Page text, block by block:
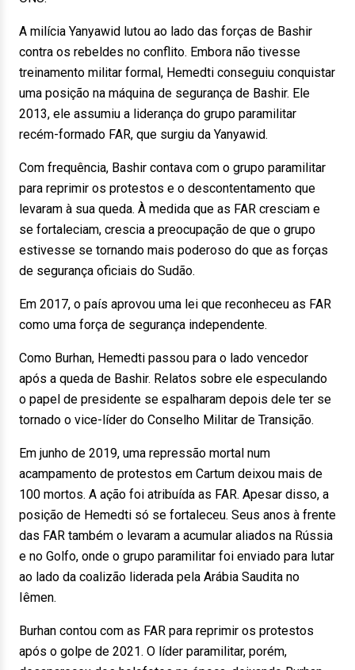
A milícia Yanyawid lutou ao lado das forças de Bashir
contra os rebeldes no conflito. Embora não tivesse
treinamento militar formal, Hemedti conseguiu conquistar
uma posição na máquina de segurança de Bashir. Ele
2013, ele assumiu a liderança do grupo paramilitar
recém-formado FAR, que surgiu da Yanyawid.
Com frequência, Bashir contava com o grupo paramilitar
para reprimir os protestos e o descontentamento que
levaram à sua queda. À medida que as FAR cresciam e
se fortaleciam, crescia a preocupação de que o grupo
estivesse se tornando mais poderoso do que as forças
de segurança oficiais do Sudão.
Em 2017, o país aprovou uma lei que reconheceu as FAR
como uma força de segurança independente.
Como Burhan, Hemedti passou para o lado vencedor
após a queda de Bashir. Relatos sobre ele especulando
o papel de presidente se espalharam depois dele ter se
tornado o vice-líder do Conselho Militar de Transição.
Em junho de 2019, uma repressão mortal num
acampamento de protestos em Cartum deixou mais de
100 mortos. A ação foi atribuída as FAR. Apesar disso, a
posição de Hemedti só se fortaleceu. Seus anos à frente
das FAR também o levaram a acumular aliados na Rússia
e no Golfo, onde o grupo paramilitar foi enviado para lutar
ao lado da coalizão liderada pela Arábia Saudita no
Iêmen.
Burhan contou com as FAR para reprimir os protestos
após o golpe de 2021. O líder paramilitar, porém,